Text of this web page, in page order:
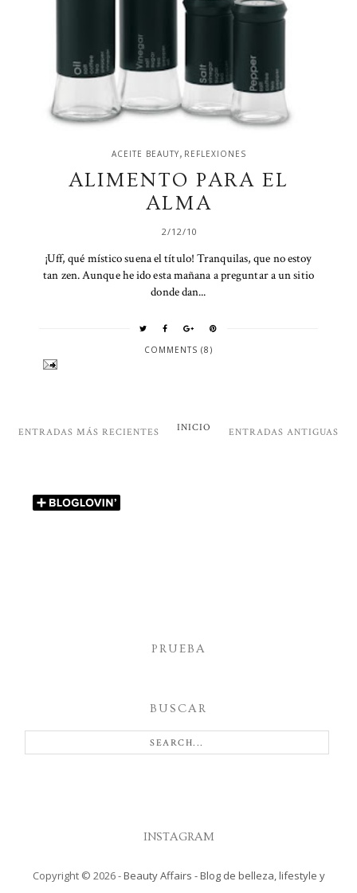
ACEITE BEAUTY, REFLEXIONES
ALIMENTO PARA EL
ALMA
2/12/10
¡Uff, qué místico suena el título! Tranquilas, que no estoy
tan zen. Aunque he ido esta mañana a preguntar a un sitio
donde dan...
COMMENTS (8)
ENTRADAS MÁS RECIENTES ENTRADAS ANTIGUAS
INICIO
PRUEBA
BUSCAR
INSTAGRAM
Copyright © 2026-Beauty Affairs - Blog de belleza, lifestyle y